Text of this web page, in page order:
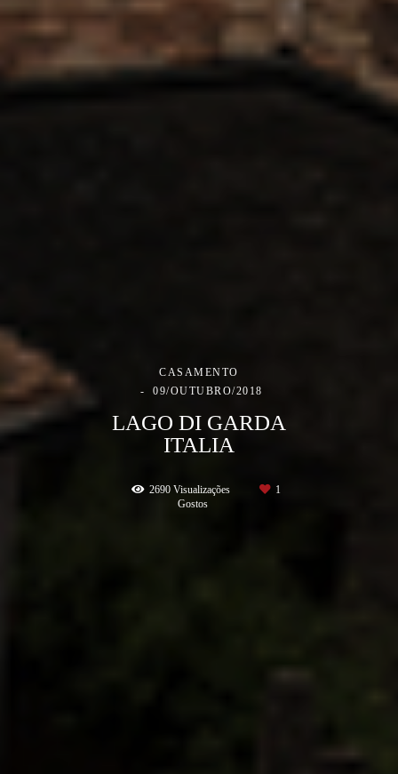
CASAMENTO
09/OUTUBRO/2018
LAGO DI GARDA
ITALIA
2690Visualizações
1
Gostos